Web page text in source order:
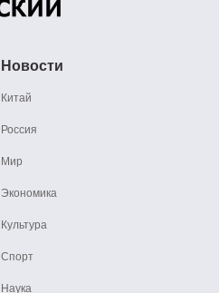
Новости
Китай
Россия
Мир
Экономика
Культура
Спорт
Наука